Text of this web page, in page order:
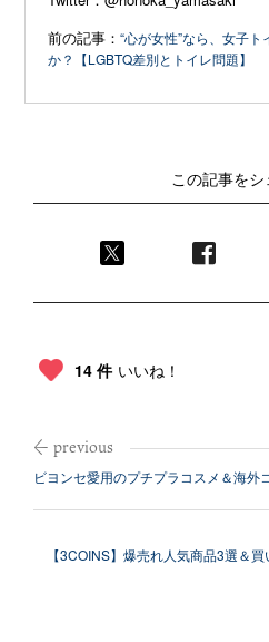
前の記事：“心が女性”なら、女子
か？【LGBTQ差別とトイレ問題】
この記事を
14 件 いいね！
ビヨンセ愛用のプチプラコスメ＆海外
【3COINS】爆売れ人気商品3選＆